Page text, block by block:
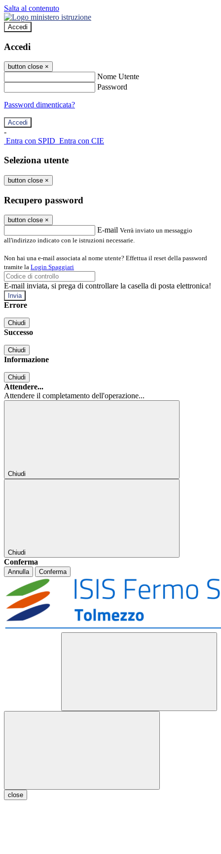
Salta al contenuto
Accedi
Accedi
button close ×
Nome Utente
Password
Password dimenticata?
-
Entra con SPID Entra con CIE
Seleziona utente
button close ×
Recupero password
button close ×
E-mail Verrà inviato un messaggio
all'indirizzo indicato con le istruzioni necessarie.
Non hai una e-mail associata al nome utente? Effettua il reset della password
tramite la Login Spaggiari
E-mail inviata, si prega di controllare la casella di posta elettronica!
Errore
Chiudi
Successo
Chiudi
Informazione
Chiudi
Attendere...
Attendere il completamento dell'operazione...
Chiudi
Chiudi
Conferma
Annulla Conferma
close